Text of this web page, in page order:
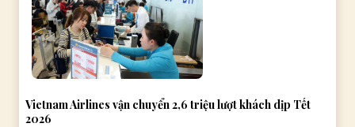
Vietnam Airlines vận chuyển 2,6 triệu lượt khách dịp Tết
2026